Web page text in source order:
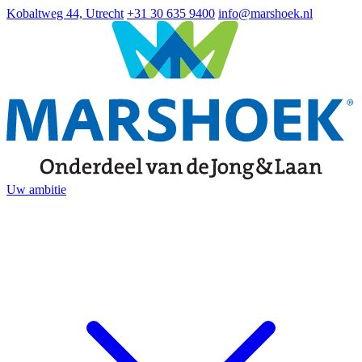
Kobaltweg 44, Utrecht +31 30 635 9400 info@marshoek.nl
Uw ambitie